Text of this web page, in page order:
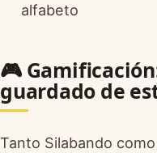
alfabeto
🎮
guardado de
Tanto Silabando